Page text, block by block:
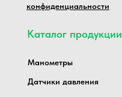
Каталог продукции
конфиденциальности
Манометры
Датчики давления